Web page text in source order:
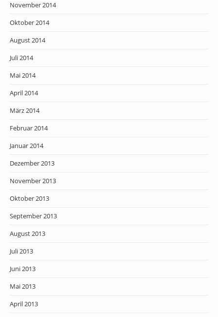
November 2014
Oktober 2014
August 2014
Juli 2014
Mai 2014
April 2014
März 2014
Februar 2014
Januar 2014
Dezember 2013
November 2013
Oktober 2013
September 2013
August 2013
Juli 2013
Juni 2013
Mai 2013
April 2013